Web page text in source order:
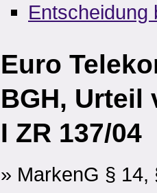
Entscheidung
Euro
BGH, Urteil
I ZR 137/04
» MarkenG § 14,